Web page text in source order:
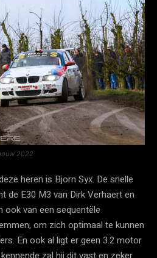
2022
heren is Bjorn Syx. De snelle
de E30 M3 van Dirk Verhaert en
ook van een sequentële
om zich optimaal te kunnen
En ook al ligt er geen 3.2 motor